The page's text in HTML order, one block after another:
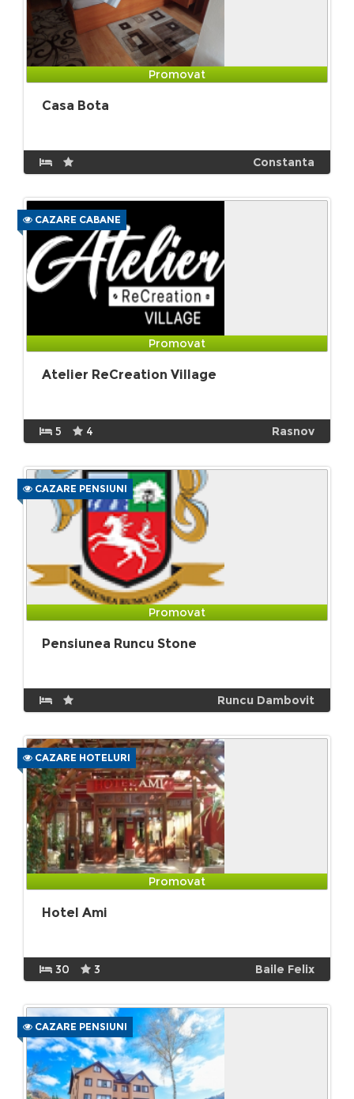
Promovat
Casa Bota
Constanta
CAZARE CABANE
Promovat
Atelier ReCreation Village
5 4 Rasnov
CAZARE PENSIUNI
Promovat
Pensiunea Runcu Stone
Runcu Dambovit
CAZARE HOTELURI
Promovat
Hotel Ami
30 3 Baile Felix
CAZARE PENSIUNI